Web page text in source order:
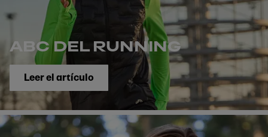
ABC DEL RUNNING
Leer el artículo